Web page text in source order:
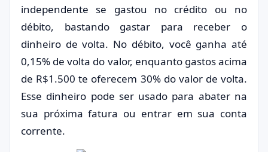
independente se gastou no crédito ou no
débito, bastando gastar para receber o
dinheiro de volta. No débito, você ganha até
0,15% de volta do valor, enquanto gastos acima
de R$1.500 te oferecem 30% do valor de volta.
Esse dinheiro pode ser usado para abater na
sua próxima fatura ou entrar em sua conta
corrente.